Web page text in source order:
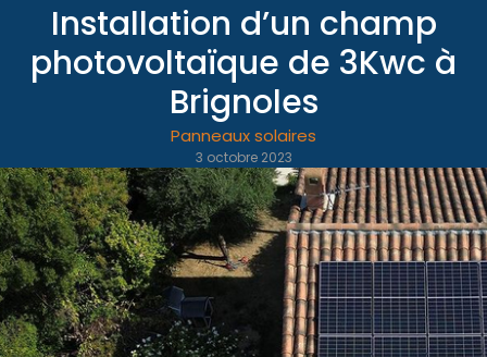
Installation d’un champ
photovoltaïque de 3Kwc à
Brignoles
Panneaux solaires
3 octobre 2023